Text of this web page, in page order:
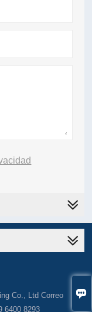

Co., Ltd Correo
6400 8293